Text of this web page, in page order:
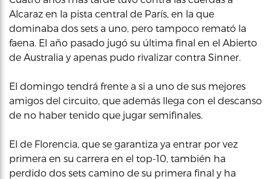
Alcaraz en la pista central de París, en la que
dominaba dos sets a uno, pero tampoco remató la
faena. El año pasado jugó su última final en el Abierto
de Australia y apenas pudo rivalizar contra Sinner.
El domingo tendrá frente a si a uno de sus mejores
amigos del circuito, que además llega con el descanso
de no haber tenido que jugar semifinales.
El de Florencia, que se garantiza ya entrar por vez
primera en su carrera en el top-10, también ha
perdido dos sets camino de su primera final y ha